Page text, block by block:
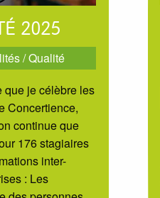
2025
/Qualité
que je célèbre les
Concertience,
continue que
176 stagiaires
inter-
: Les